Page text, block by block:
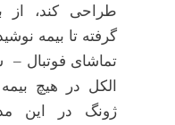
طراحی کند، از
گرفته تا بیمه
تماشای فوتبال –
الکل در هیچ